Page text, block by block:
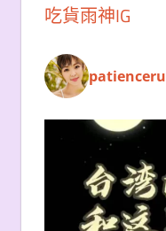
吃貨雨神IG
patienceru